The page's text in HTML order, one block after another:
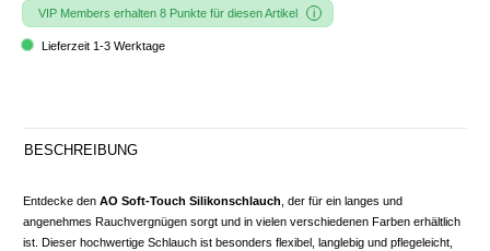
VIP Members erhalten 8 Punkte für diesen Artikel
Lieferzeit 1-3 Werktage
BESCHREIBUNG
Entdecke den AO Soft-Touch Silikonschlauch , der für ein langes und
angenehmes Rauchvergnügen sorgt und in vielen verschiedenen Farben erhältlich
ist. Dieser hochwertige Schlauch ist besonders flexibel, langlebig und pflegeleicht,